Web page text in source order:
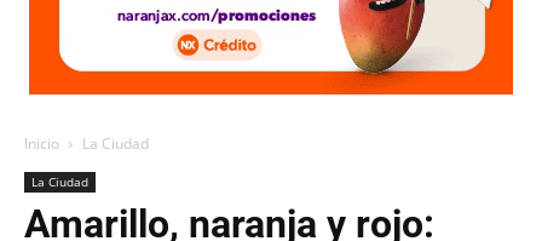
Inicio La Ciudad
La Ciudad
Amarillo, naranja y rojo: